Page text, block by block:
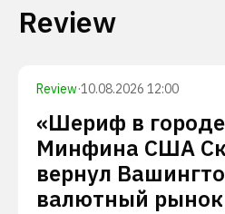
Review
Review·10.08.2026 12:00
«Шериф в
Минфина США
вернул
валютный рынок